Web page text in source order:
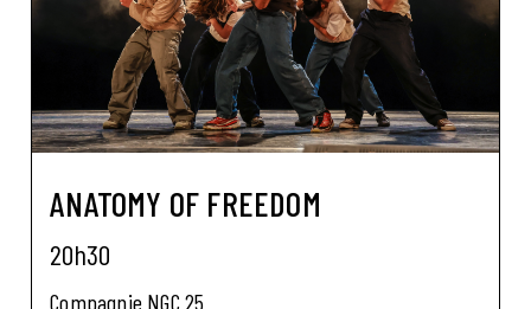
ANATOMY OF FREEDOM
20h30
Compagnie NGC 25